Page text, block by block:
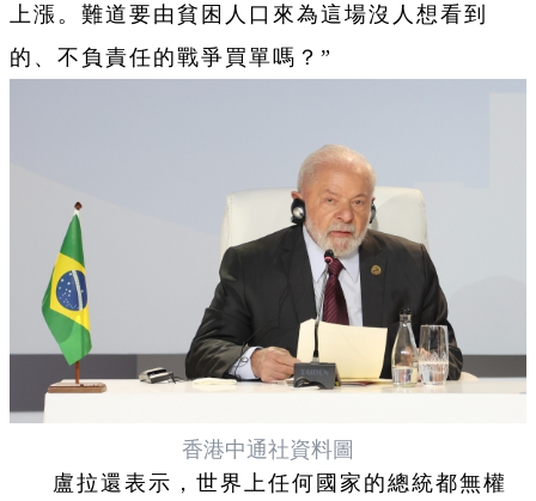
上漲。難道要由貧困人口來為這場沒人想看到
的、不負責任的戰爭買單嗎？”
香港中通社資料圖
盧拉還表示，世界上任何國家的總統都無權